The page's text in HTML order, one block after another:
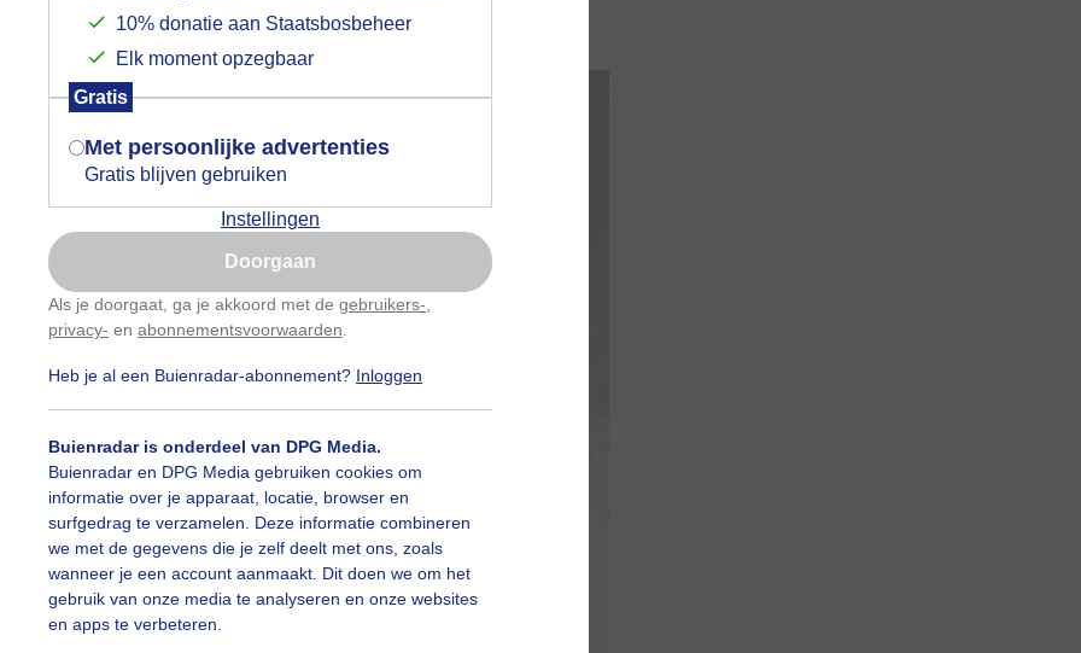
10% donatie aan Staatsbosbeheer
Elk moment opzegbaar
Gratis
Met persoonlijke advertenties
Gratis blijven gebruiken
Instellingen
Doorgaan
Als je doorgaat, ga je akkoord met de gebruikers-
privacy- en abonnementsvoorwaarden
Heb je al een Buienradar-abonnement? Inloggen
Buienradar is onderdeel van DPG Media.
Buienradar en DPG Media gebruiken cookies om
informatie over je apparaat, locatie, browser en
surfgedrag te verzamelen. Deze informatie combineren
we met de gegevens die je zelf deelt met ons, zoals
wanneer je een account aanmaakt. Dit doen we om het
gebruik van onze media te analyseren en onze websites
en apps te verbeteren.
Indien je hier nog geen akkoord op hebt
gegeven, verschijnt er zo een pop-up uit
je browser waarin deze toestemming
gevraagd wordt.
Is goed, toon de popup
Nu niet, misschien later
Gebruik je Safari en wil je niet elke dag deze pop-up
Klikhierom dit aan te passen